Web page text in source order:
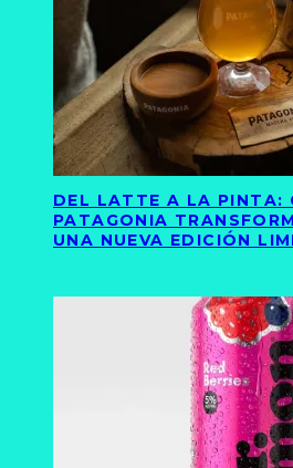
DEL LATTE A LA PINTA:
PATAGONIA
UNA NUEVA EDICIÓN